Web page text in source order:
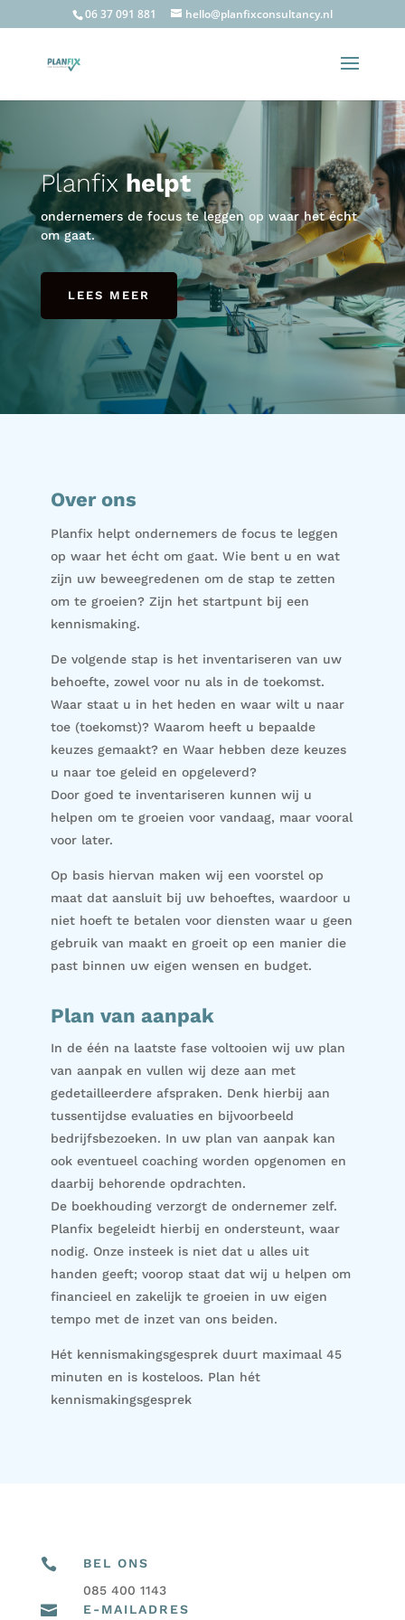
06 37 091 881 hello@planfixconsultancy.nl
Planfix helpt
ondernemers de focus te leggen op waar het écht
om gaat.
LEES MEER
Over ons
Planfix helpt ondernemers de focus te leggen
op waar het écht om gaat. Wie bent u en wat
zijn uw beweegredenen om de stap te zetten
om te groeien? Zijn het startpunt bij een
kennismaking.
De volgende stap is het inventariseren van uw
behoefte, zowel voor nu als in de toekomst.
Waar staat u in het heden en waar wilt u naar
toe (toekomst)? Waarom heeft u bepaalde
keuzes gemaakt? en Waar hebben deze keuzes
u naar toe geleid en opgeleverd?
Door goed te inventariseren kunnen wij u
helpen om te groeien voor vandaag, maar vooral
voor later.
Op basis hiervan maken wij een voorstel op
maat dat aansluit bij uw behoeftes, waardoor u
niet hoeft te betalen voor diensten waar u geen
gebruik van maakt en groeit op een manier die
past binnen uw eigen wensen en budget.
Plan van aanpak
In de één na laatste fase voltooien wij uw plan
van aanpak en vullen wij deze aan met
gedetailleerdere afspraken. Denk hierbij aan
tussentijdse evaluaties en bijvoorbeeld
bedrijfsbezoeken. In uw plan van aanpak kan
ook eventueel coaching worden opgenomen en
daarbij behorende opdrachten.
De boekhouding verzorgt de ondernemer zelf.
Planfix begeleidt hierbij en ondersteunt, waar
nodig. Onze insteek is niet dat u alles uit
handen geeft; voorop staat dat wij u helpen om
financieel en zakelijk te groeien in uw eigen
tempo met de inzet van ons beiden.
Hét kennismakingsgesprek duurt maximaal 45
minuten en is kosteloos. Plan hét
kennismakingsgesprek

BEL ONS
085 400 1143
 E-MAILADRES